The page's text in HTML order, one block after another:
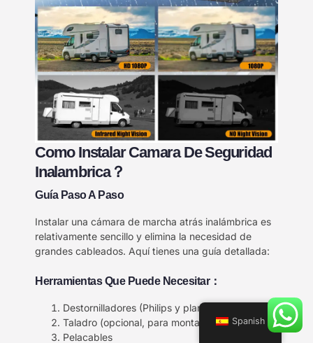
Como Instalar Camara De Seguridad
Inalambrica？
Guía Paso A Paso
Instalar una cámara de marcha atrás inalámbrica es
relativamente sencillo y elimina la necesidad de
grandes cableados. Aquí tienes una guía detallada:
Herramientas Que Puede Necesitar：
Destornilladores (Philips y planos)
Taladro (opcional, para montaje)
Pelacables
Spanish